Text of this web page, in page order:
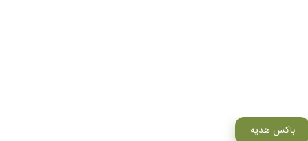
باکس هدیه